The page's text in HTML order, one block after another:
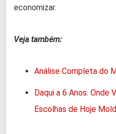
economizar.
Veja também:
Análise Completa do
Daqui a 6 Anos: Onde
Escolhas de Hoje